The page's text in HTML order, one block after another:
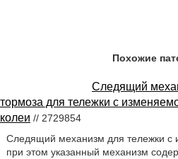
Похожие
Следящий
тормоза для тележки с
колеи // 2729854
Следящий механизм для тележки с
при этом указанный механизм